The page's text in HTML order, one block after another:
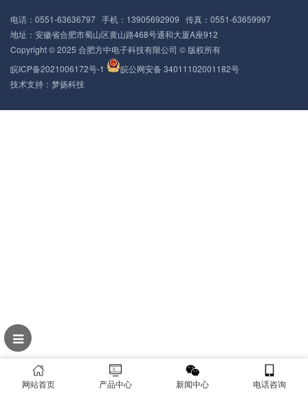
电话：0551-63636797 手机：13905692909 传真：0551-63659997
地址：安徽省合肥市蜀山区黄山路468号通和大厦A座912
Copyright © 2025 合肥方中电子科技有限公司 © 版权所有
皖ICP备2021006172号-1
皖公网安备 34011102001182号
技术支持： 梦扬科技
网站首页 产品中心 新闻中心 电话咨询